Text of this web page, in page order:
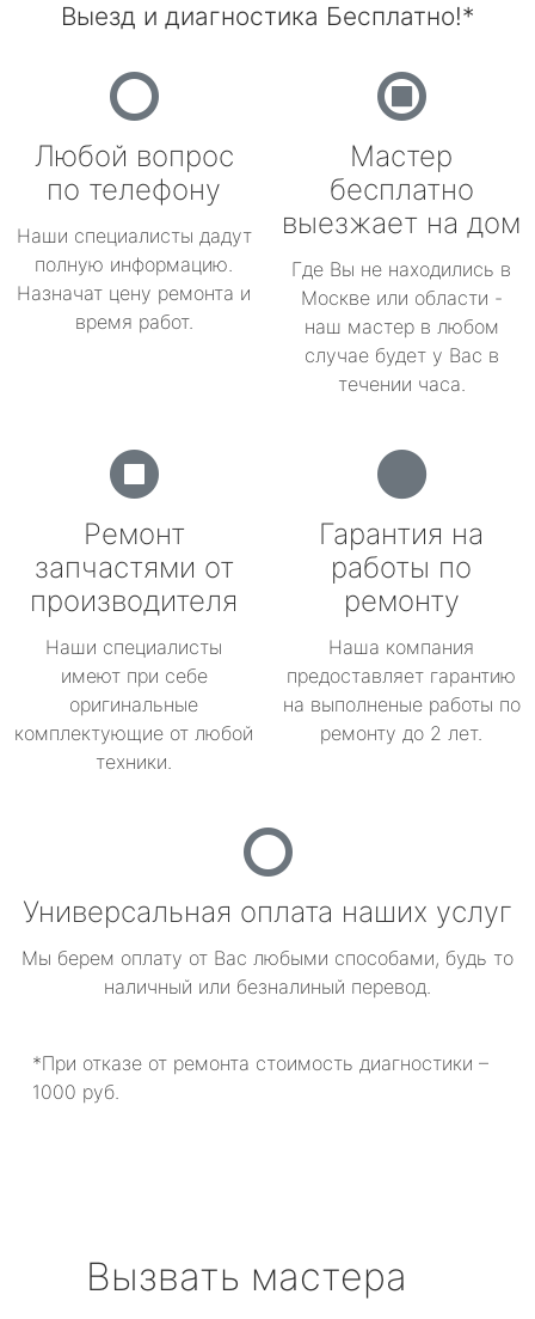
Выезд и диагностика Бесплатно!*
Любой вопрос
по телефону
Наши специалисты дадут
полную информацию.
Назначат цену ремонта и
время работ.
Мастер
бесплатно
выезжает на дом
Где Вы не находились в
Москве или области -
наш мастер в любом
случае будет у Вас в
течении часа.
Ремонт
запчастями от
производителя
Наши специалисты
имеют при себе
оригинальные
комплектующие от любой
техники.
Гарантия на
работы по
ремонту
Наша компания
предоставляет гарантию
на выполненые работы по
ремонту до 2 лет.
Универсальная оплата наших услуг
Мы берем оплату от Вас любыми способами, будь то
наличный или безналиный перевод.
*При отказе от ремонта стоимость диагностики –
1000 руб.
Вызвать мастера